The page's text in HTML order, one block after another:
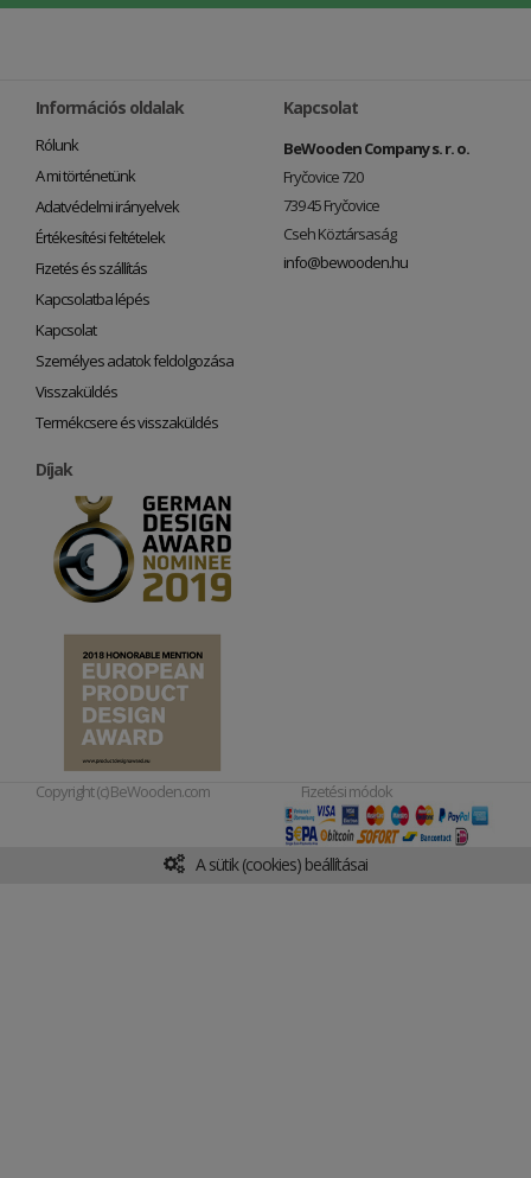
Információs oldalak
Rólunk
A mi történetünk
Adatvédelmi irányelvek
Értékesítési feltételek
Fizetés és szállítás
Kapcsolatba lépés
Kapcsolat
Személyes adatok feldolgozása
Visszaküldés
Termékcsere és visszaküldés
Kapcsolat
BeWooden Company s. r. o.
Fryčovice 720
739 45 Fryčovice
Cseh Köztársaság
info@bewooden.hu
Díjak
Copyright (c) BeWooden.com Fizetési módok
A sütik (cookies) beállításai